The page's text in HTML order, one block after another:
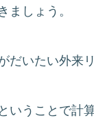
ましょう。
だいたい外来
いうことで計算